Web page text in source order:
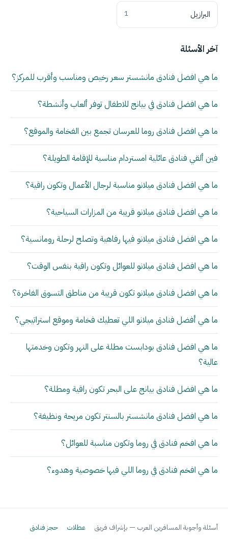
البرازيل 1
آخر الأسئلة
ما هي افضل فنادق مانشستر سعر رخيص ومناسب وأقرب للمركز؟
ما هي افضل فنادق في بيانج للاطفال توفر ألعاب وأنشطة؟
ما هي افضل فنادق روما للعرسان تجمع بين الفخامة والموقع؟
فين ألقي فنادق عائلية امستردام مناسبة للإقامة الطويلة؟
ما هي افضل فنادق ميلانو مناسبة لرجال الأعمال وتكون راقية؟
ما هي افضل فنادق ميلانو قريبة من المزارات السياحية؟
ما هي افضل فنادق ميلانو فيها رفاهية وتصلح لرحلة رومانسية؟
ما هي افضل فنادق ميلانو للعوائل وتكون راقية بنفس الوقت؟
ما هي افضل فنادق ميلانو تكون قريبة من مناطق التسوق الفاخرة؟
ما هي أفضل فنادق ميلانو اللي تعطيك فخامة وموقع استراتيجي؟
ما هي افضل فنادق بودابست مطلة على النهر وتكون وخدمتها
عالية؟
ما هي افضل فنادق بيانج على البحر تكون راقية ومطلة؟
ما هي افضل فنادق مانشستر بالسنتر تكون مريحة ونظيفة؟
ما هي افخم فنادق في روما وتكون مناسبة للعوائل؟
ما هي افخم فنادق في روما اللي فيها خصوصية وهدوء؟
أسئلة وأجوبة المسافرين العرب — بإشراف فريق عطلات حجز فنادق